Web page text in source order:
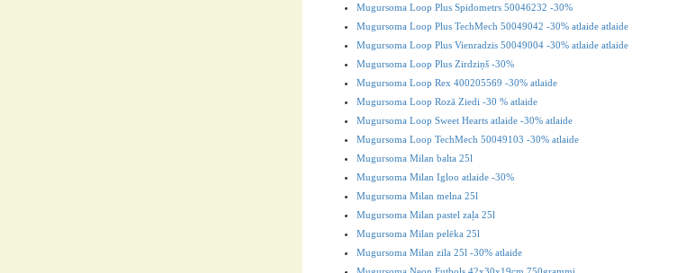
Mugursoma Loop Plus Spidometrs 50046232 -30%
Mugursoma Loop Plus TechMech 50049042 -30% atlaide atlaide
Mugursoma Loop Plus Vienradzis 50049004 -30% atlaide atlaide
Mugursoma Loop Plus Zirdziņš -30%
Mugursoma Loop Rex 400205569 -30% atlaide
Mugursoma Loop Rozā Ziedi -30 % atlaide
Mugursoma Loop Sweet Hearts atlaide -30% atlaide
Mugursoma Loop TechMech 50049103 -30% atlaide
Mugursoma Milan balta 25l
Mugursoma Milan Igloo atlaide -30%
Mugursoma Milan melna 25l
Mugursoma Milan pastel zaļa 25l
Mugursoma Milan pelēka 25l
Mugursoma Milan zila 25l -30% atlaide